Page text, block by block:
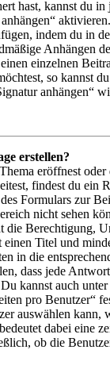
hast, kannst du in
indem du in
Anhängen
einzelnen
so kannst
anhängen“
erstellen?
eröffnest oder
findest du ein
Formulars zur
nicht sehen
die Berechtigung,
einen Titel und
in die
dass jede
kannst auch unter
pro Benutzer“
auswählen kann,
dabei eine
ob die